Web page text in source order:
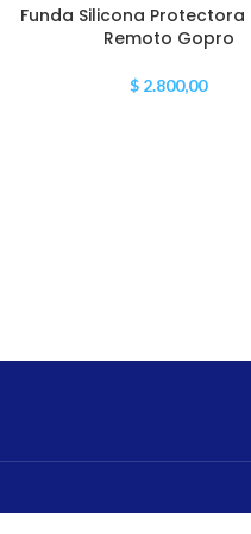
Funda Silicona
Remoto Gopro
$ 2.800,00